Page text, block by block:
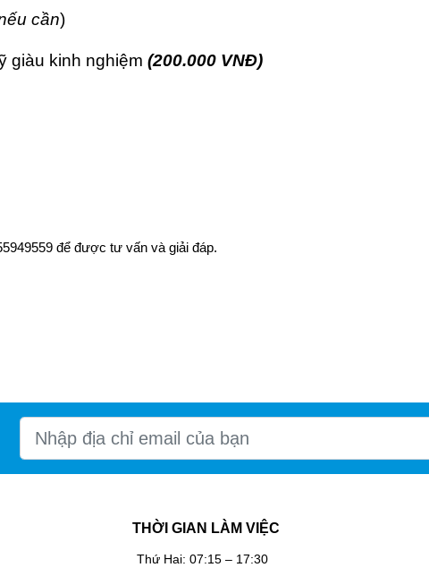
cần)
giàu kinh nghiệm (200.000 VNĐ)
để được tư vấn và giải đáp.
THỜI GIAN LÀM VIỆC
Thứ Hai: 07:15 – 17:30